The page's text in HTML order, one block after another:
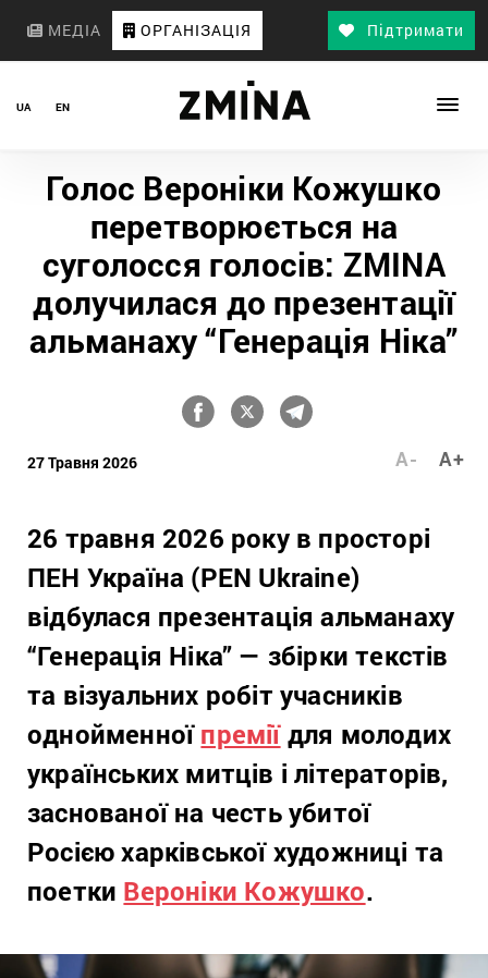
МЕДІА ОРГАНІЗАЦІЯ Підтримати
UA EN
Голос Вероніки Кожушко
перетворюється на
суголосся голосів: ZMINA
долучилася до презентації
альманаху “Генерація Ніка”
27 Травня 2026 A+
A-
26 травня 2026 року в просторі
ПЕН Україна (PEN Ukraine)
відбулася презентація альманаху
“Генерація Ніка” — збірки текстів
та візуальних робіт учасників
однойменноїпреміїдля молодих
українських митців і літераторів,
заснованої на честь убитої
Росією харківської художниці та
поетки Вероніки Кожушко.